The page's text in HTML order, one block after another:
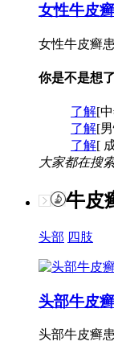
女性牛皮
女性牛皮癣
你是不是想
了解[
了解[
了解[
大家都在搜
牛皮
头部 四肢
头部牛皮
头部牛皮癣